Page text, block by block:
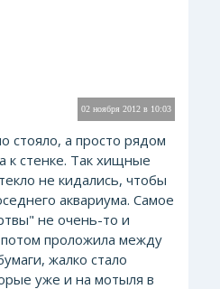
02 ноября 2012 в 10:03
стояло, а просто рядом
к стенке. Так хищные
не кидались, чтобы
аквариума. Самое
не очень-то и
проложила между
жалко стало
уже и на мотыля в